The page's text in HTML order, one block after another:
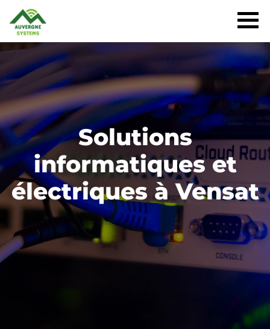
Solutions
informatiques et
électriques à Vensat